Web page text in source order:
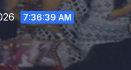
7:36:41 AM